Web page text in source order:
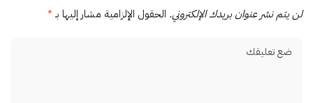
لن يتم نشر عنوان بريدك الإلكتروني. الحقول الإلزامية مشار إليها بـ*